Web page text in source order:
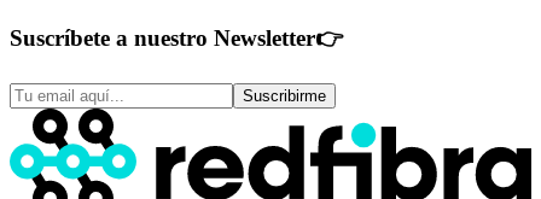
Suscríbete a nuestro Newsletter👉
Suscribirme